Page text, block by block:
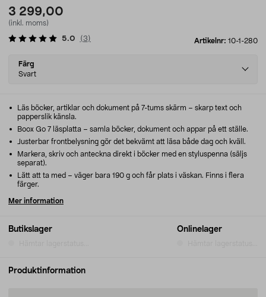
3 299,00
(inkl. moms)
Artikelnr: 10-1-280
5.0 (3)
Select
variant
Färg
Svart
Butikslager Onlinelager
Läs böcker, artiklar och dokument på 7-tums skärm – skarp text och
papperslik känsla.
Boox Go 7 läsplatta – samla böcker, dokument och appar på ett ställe.
Justerbar frontbelysning gör det bekvämt att läsa både dag och kväll.
Markera, skriv och anteckna direkt i böcker med en styluspenna (säljs
separat).
Lätt att ta med – väger bara 190 g och får plats i väskan. Finns i flera
färger.
Mer information
Produktinformation